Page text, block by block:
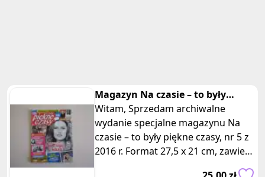
Magazyn Na czasie – to były
piękne czasy nr 5 2016 r plakaty
Witam, Sprzedam archiwalne
wydanie specjalne magazynu Na
czasie – to były piękne czasy, nr 5 z
2016 r. Format 27,5 x 21 cm, zawiera